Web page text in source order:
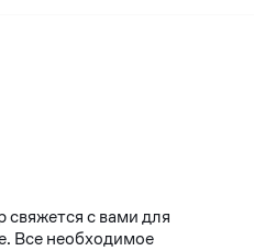
свяжется с вами для
Все необходимое